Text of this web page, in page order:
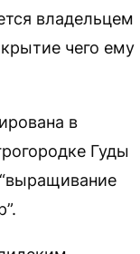
владельцем
чего ему
в
Гуды